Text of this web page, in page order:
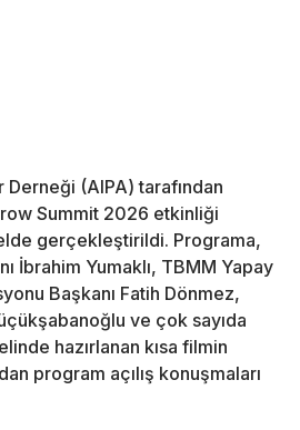
(AIPA) tarafından
Summit 2026 etkinliği
gerçekleştirildi. Programa,
İbrahim Yumaklı, TBMM Yapay
Başkanı Fatih Dönmez,
ve çok sayıda
hazırlanan kısa filmin
program açılış konuşmaları